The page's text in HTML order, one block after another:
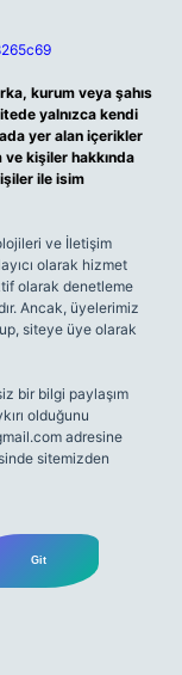
kurum veya şahıs
yalnızca kendi
yer alan içerikler
kişiler hakkında
ile isim
ve İletişim
olarak hizmet
olarak denetleme
Ancak, üyelerimiz
siteye üye olarak
bir bilgi paylaşım
olduğunu
adresine
sitemizden